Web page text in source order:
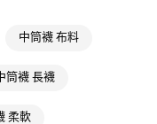
中筒襪 布料
筒襪 長襪
柔軟